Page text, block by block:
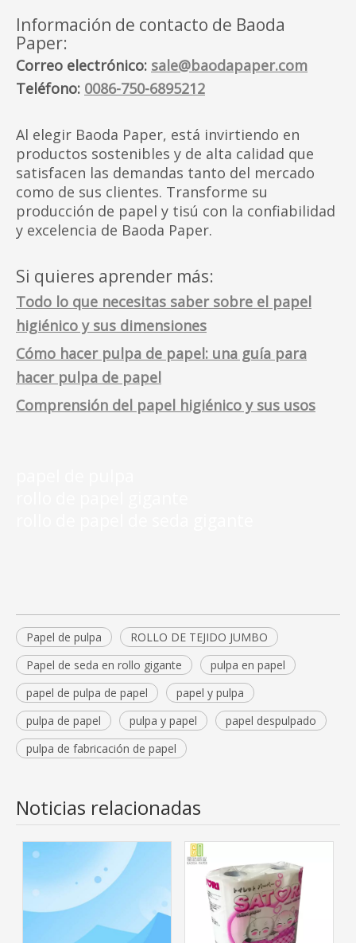
Información de contacto de Baoda
Paper:
Correo electrónico: sale@baodapaper.com
Teléfono: 0086-750-6895212
Al elegir Baoda Paper, está invirtiendo en
productos sostenibles y de alta calidad que
satisfacen las demandas tanto del mercado
como de sus clientes. Transforme su
producción de papel y tisú con la confiabilidad
y excelencia de Baoda Paper.
Si quieres aprender más:
Todo lo que necesitas saber sobre el papel
higiénico y sus dimensiones
Cómo hacer pulpa de papel: una guía para
hacer pulpa de papel
Comprensión del papel higiénico y sus usos
Papel de pulpa
ROLLO DE TEJIDO JUMBO
Papel de seda en rollo gigante
pulpa en papel
papel de pulpa de papel
papel y pulpa
pulpa de papel
pulpa y papel
papel despulpado
pulpa de fabricación de papel
Noticias relacionadas